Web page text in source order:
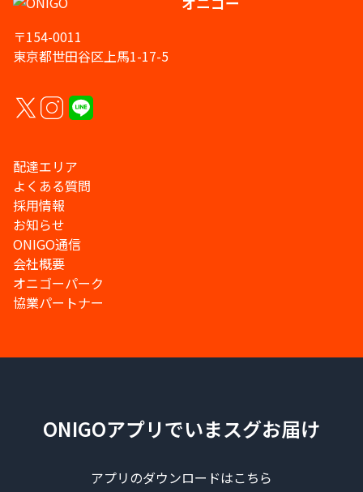
〒154-0011
東京都世田谷区上馬1-17-5
配達エリア
よくある質問
採用情報
お知らせ
ONIGO通信
会社概要
オニゴーパーク
協業パートナー
ONIGOアプリでいまスグお届け
アプリのダウンロードはこちら